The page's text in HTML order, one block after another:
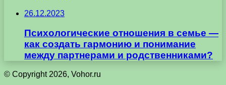
26.12.2023
Психологические отношения в семье —
как создать гармонию и понимание
между партнерами и родственниками?
© Copyright 2026, Vohor.ru